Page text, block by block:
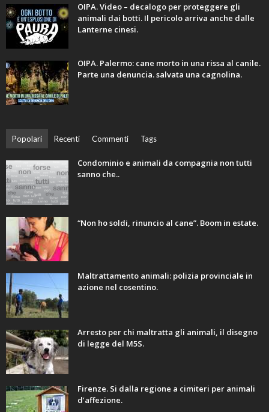
OIPA. Video – decalogo per proteggere gli
animali dai botti. Il pericolo arriva anche dalle
Lanterne cinesi.
OIPA. Palermo: cane morto in una rissa al canile.
Parte una denuncia. salvata una cagnolina.
Popolari Recenti Commenti Tags
Condominio e animali da compagnia non tutti
sanno che..
“Non ho soldi, rinuncio al cane”. Boom in estate.
Maltrattamento animali: polizia provinciale in
azione nel cosentino.
Arresto per chi maltratta gli animali, il disegno
di legge del M5S.
Firenze. Si dalla regione a cimiteri per animali
d’affezione.